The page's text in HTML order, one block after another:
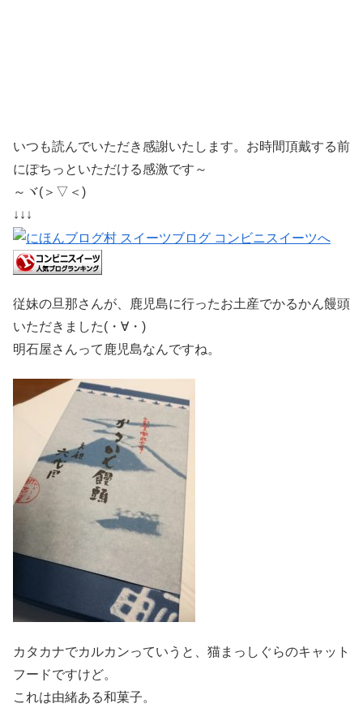
いつも読んでいただき感謝いたします。お時間頂戴する前
にぽちっといただける感激です～
～ヾ(＞▽＜)
↓↓↓
従妹の旦那さんが、鹿児島に行ったお土産でかるかん饅頭
いただきました(・∀・)
明石屋さんって鹿児島なんですね。
カタカナでカルカンっていうと、猫まっしぐらのキャット
フードですけど。
これは由緒ある和菓子。